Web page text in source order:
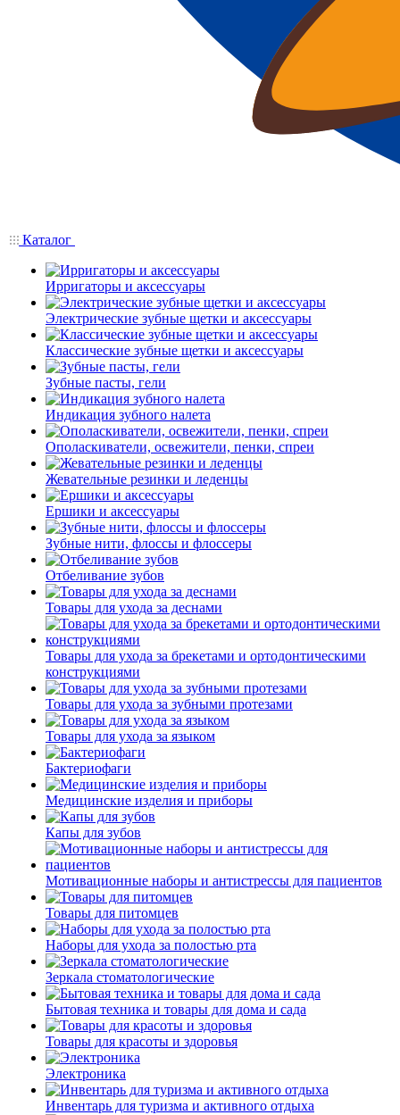
Каталог
Ирригаторы и аксессуары
Электрические зубные щетки и аксессуары
Классические зубные щетки и аксессуары
Зубные пасты, гели
Индикация зубного налета
Ополаскиватели, освежители, пенки, спреи
Жевательные резинки и леденцы
Ершики и аксессуары
Зубные нити, флоссы и флоссеры
Отбеливание зубов
Товары для ухода за деснами
Товары для ухода за брекетами и ортодонтическими
конструкциями
Товары для ухода за зубными протезами
Товары для ухода за языком
Бактериофаги
Медицинские изделия и приборы
Капы для зубов
Мотивационные наборы и антистрессы для пациентов
Товары для питомцев
Наборы для ухода за полостью рта
Зеркала стоматологические
Бытовая техника и товары для дома и сада
Товары для красоты и здоровья
Электроника
Инвентарь для туризма и активного отдыха